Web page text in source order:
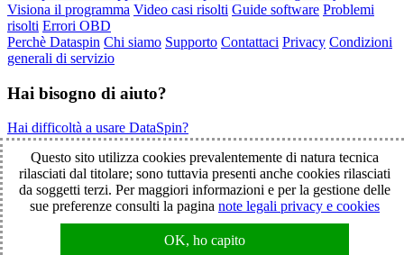
Visiona il programma Video casi risolti Guide software Problemi
risolti Errori OBD
Perchè Dataspin Chi siamo Supporto Contattaci Privacy Condizioni
generali di servizio
Hai bisogno di aiuto?
Hai difficoltà a usare DataSpin?
Clicca per la teleassistenza!
© 2003-2026 DataSpin è un marchio SpinelCar - Tutti i diritti
riservati - È vietata la riproduzione anche parziale - Partita IVA
Questo sito utilizza cookies prevalentemente di natura tecnica
rilasciati dal titolare; sono tuttavia presenti anche cookies rilasciati
da soggetti terzi. Per maggiori informazioni e per la gestione delle
sue preferenze consulti la pagina note legali privacy e cookies
OK, ho capito